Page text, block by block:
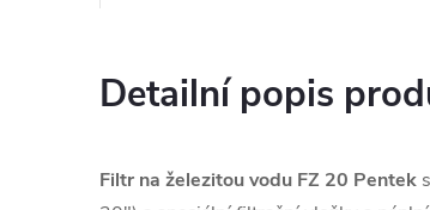
Detailní popis
Filtr na železitou vodu FZ 20 Pentek